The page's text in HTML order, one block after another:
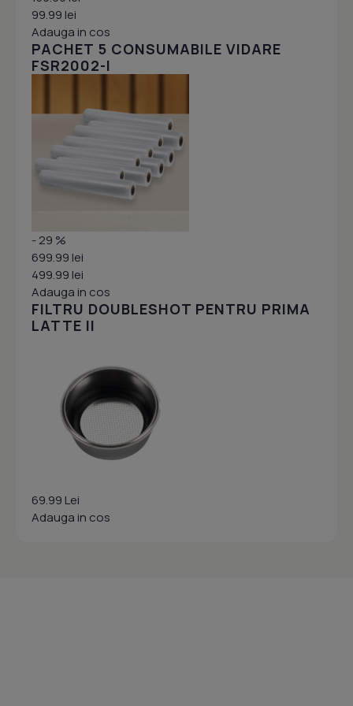
99.99 lei
Adauga in cos
PACHET 5 CONSUMABILE VIDARE
FSR2002-I
- 29 %
699.99 lei
499.99 lei
Adauga in cos
FILTRU DOUBLESHOT PENTRU PRIMA
LATTE II
69.99 Lei
Adauga in cos